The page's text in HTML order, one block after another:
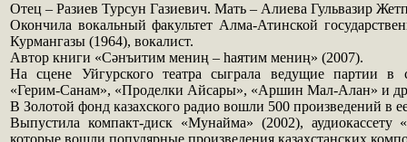
Отец – Разиев Турсун Газиевич. Мать – Алиева Гульвазир
Окончила вокальный факультет Алма-Атинской
Курмангазы (1964), вокалист.
Автор книги «Сәнъитим мениң – һаятим мениң» (2007).
На сцене Уйгурского театра сыграла ведущие партии в
«Герим-Санам», «Проделки Айсары», «Аршин Мал-Алан» и
В Золотой фонд казахского радио вошли 500 произведений в
Выпустила компакт-диск «Мунайма» (2002), аудиокассету